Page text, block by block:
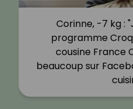
Corinne, -7 kg :
programme
cousine France
beaucoup sur